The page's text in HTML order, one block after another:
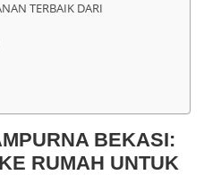
TERBAIK DARI
BEKASI:
RUMAH UNTUK